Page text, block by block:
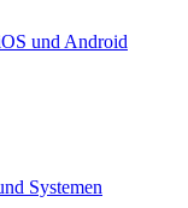
und Android
Systemen